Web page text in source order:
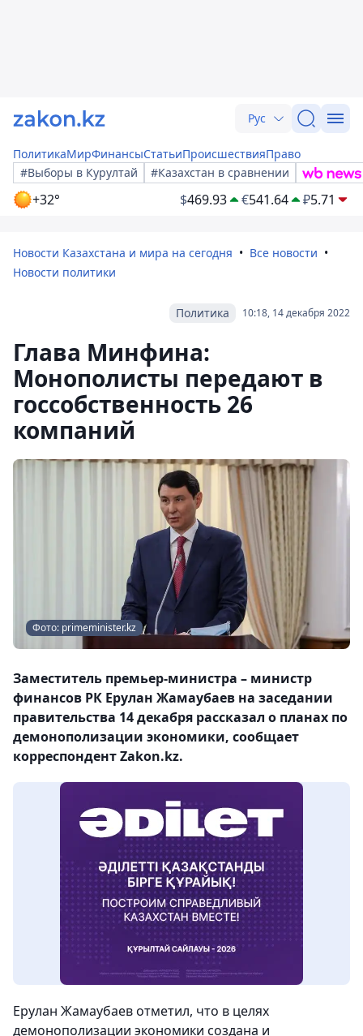
Рус
ПолитикаМирФинансыСтатьиПроисшествияПраво
#Выборы в Курултай
#Казахстан в сравнении
+32° $469.93 €541.64 ₽5.71
Новости Казахстана и мира на сегодня
Все новости
Новости политики
10:18, 14 декабря 2022
Политика
Глава Минфина:
Монополисты передают в
госсобственность 26
компаний
Фото: primeminister.kz
Заместитель премьер-министра – министр
финансов РК Ерулан Жамаубаев на заседании
правительства 14 декабря рассказал о планах по
демонополизации экономики, сообщает
корреспондент Zakon.kz.
Ерулан Жамаубаев отметил, что в целях
демонополизации экономики создана и